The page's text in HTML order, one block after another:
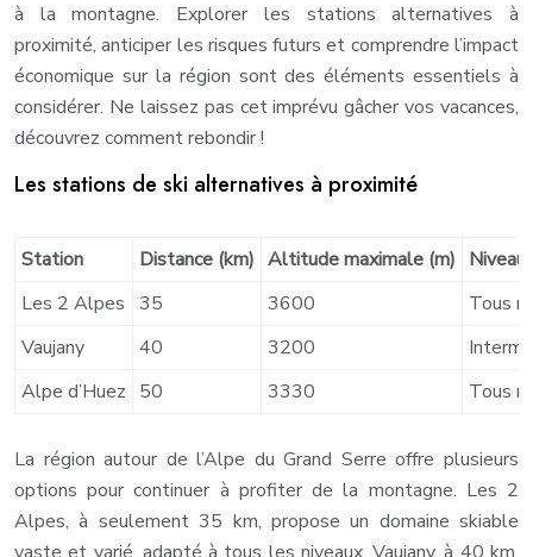
à la montagne. Explorer les stations alternatives à
proximité, anticiper les risques futurs et comprendre l’impact
économique sur la région sont des éléments essentiels à
considérer. Ne laissez pas cet imprévu gâcher vos vacances,
découvrez comment rebondir !
Les stations de ski alternatives à proximité
Station Distance (km) Altitude maximale (m) Niveau
Les 2 Alpes 35 3600
Tous
Vaujany
40 3200
Alpe d’Huez 50 3330 Tous
La région autour de l’Alpe du Grand Serre offre plusieurs
options pour continuer à profiter de la montagne. Les 2
Alpes, à seulement 35 km, propose un domaine skiable